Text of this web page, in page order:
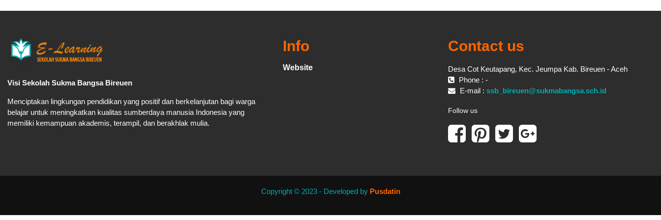
Visi Sekolah Sukma Bangsa Bireuen
Menciptakan lingkungan pendidikan yang positif dan berkelanjutan bagi warga
belajar untuk meningkatkan kualitas sumberdaya manusia Indonesia yang
memiliki kemampuan akademis, terampil, dan berakhlak mulia.
Info
Website
Contact us
Desa Cot Keutapang, Kec. Jeumpa Kab. Bireuen - Aceh
Phone : -
E-mail : ssb_bireuen@sukmabangsa.sch.id
Follow us
Copyright © 2023 - Developed by Pusdatin